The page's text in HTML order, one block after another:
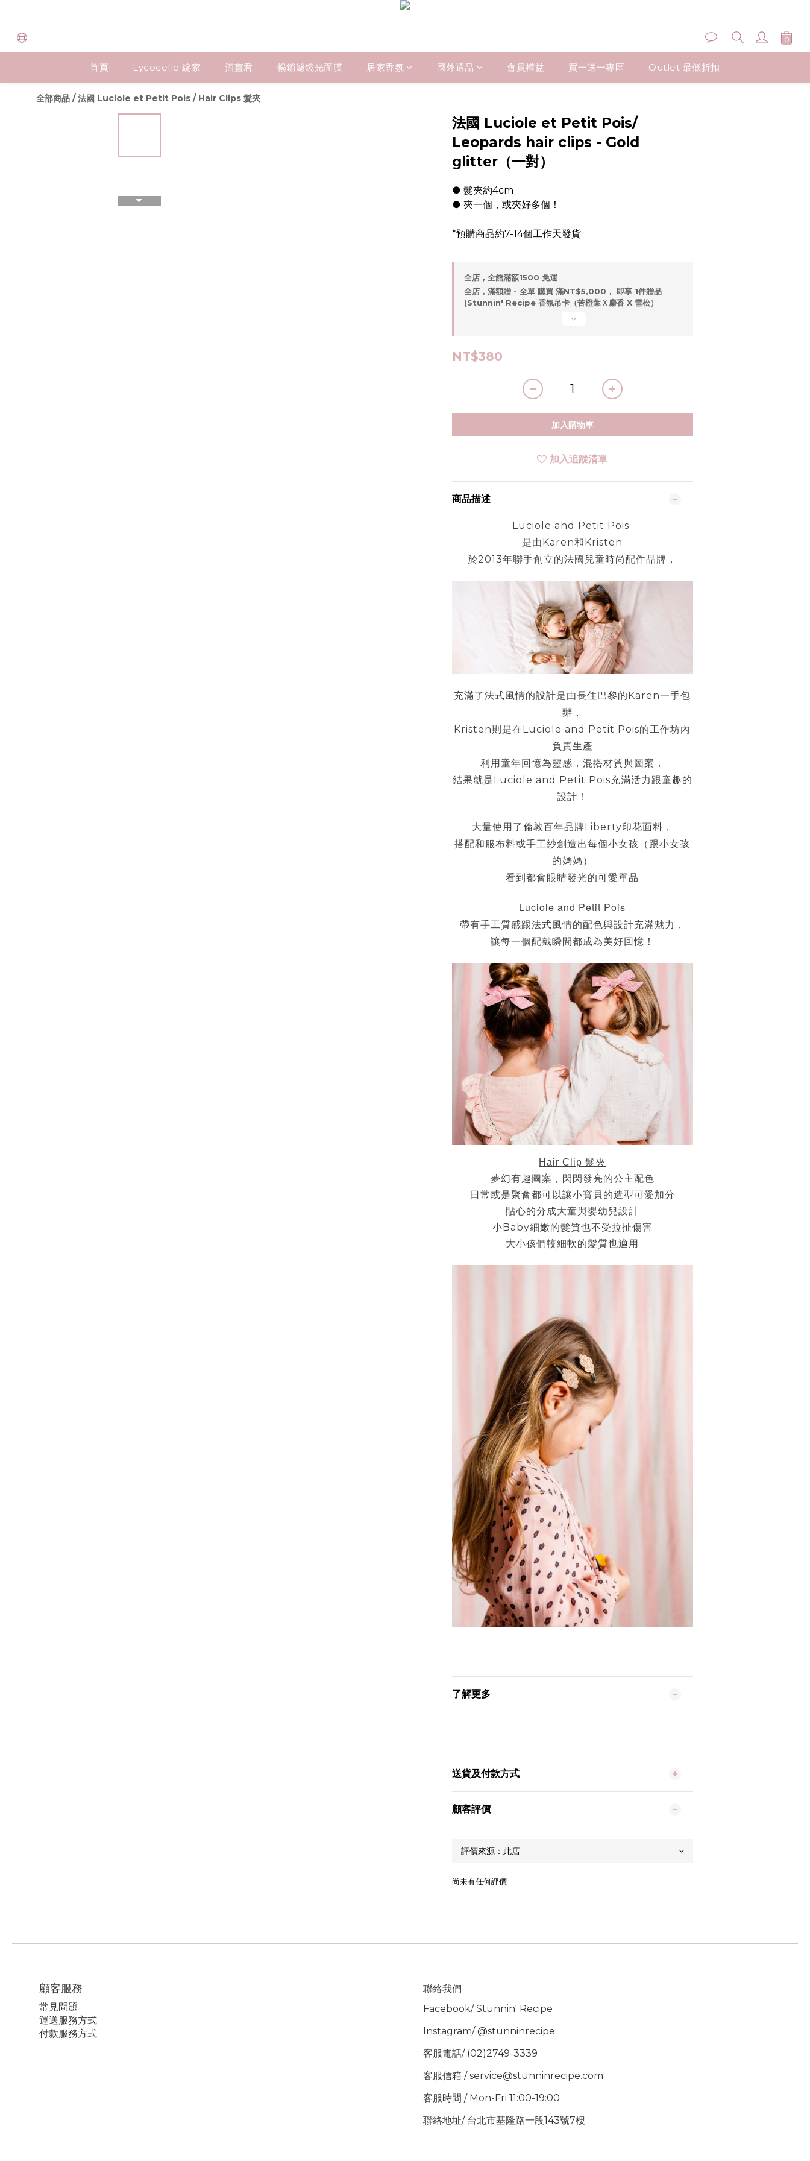
首頁 Lycocelle 綻家 酒薑君 暢銷濾鏡光面膜 居家香氛 國外選品 會員權益 買一送一專區 Outlet 最低折扣
全部商品 /法國 Luciole et Petit Pois / Hair Clips 髮夾
法國 Luciole et Petit Pois/
Leopards hair clips - Gold
glitter（一對）
● 髮夾約4cm
● 夾一個，或夾好多個！
*預購商品約7-14個工作天發貨
全店，全館滿額1500 免運
全店，滿額贈 - 全單 購買 滿NT$5,000， 即享 1件贈品
(Stunnin' Recipe 香氛吊卡（苦橙葉Ｘ麝香 X 雪松）
NT$380
加入購物車
加入追蹤清單
商品描述
Luciole and Petit Pois
是由Karen和Kristen
於2013年聯手創立的法國兒童時尚配件品牌，
充滿了法式風情的設計是由長住巴黎的 Karen一手包
辦，
Kristen則是在 Luciole and Petit Pois的工作坊內
負責生產
利用童年回憶為靈感，混搭材質與圖案，
結果就是 Luciole and Petit Pois充滿活力跟童趣的
設計！
大量使用了倫敦百年品牌 Liberty印花面料，
搭配和服布料或手工紗創造出每個小女孩（跟小女孩
的媽媽）
看到都會眼睛發光的可愛單品
Luciole and Petit Pois
帶有手工質感跟法式風情的配色與設計充滿魅力，
讓每一個配戴瞬間都成為美好回憶！
Hair Clip 髮夾
夢幻有趣圖案，閃閃發亮的公主配色
日常或是聚會都可以讓小寶貝的造型可愛加分
貼心的分成大童與嬰幼兒設計
小 Baby細嫩的髮質也不受拉扯傷害
大小孩們較細軟的髮質也適用
了解更多
送貨及付款方式
顧客評價
尚未有任何評價
顧客服務
常見問題
運送服務方式
付款服務方式
聯絡我們
Facebook/ Stunnin' Recipe
Instagram/ @stunninrecipe
客服電話/ (02)2749-3339
客服信箱 / service@stunninrecipe.com
客服時間 / Mon-Fri 11:00-19:00
聯絡地址/ 台北市基隆路一段143號7樓